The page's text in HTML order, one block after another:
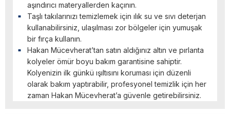
aşındırıcı materyallerden kaçının.
Taşlı takılarınızı temizlemek için ılık su ve sıvı deterjan
kullanabilirsiniz, ulaşılması zor bölgeler için yumuşak
bir fırça kullanın.
Hakan Mücevherat’tan satın aldığınız altın ve pırlanta
kolyeler ömür boyu bakım garantisine sahiptir.
Kolyenizin ilk günkü ışıltısını koruması için düzenli
olarak bakım yaptırabilir, profesyonel temizlik için her
zaman Hakan Mücevherat’a güvenle getirebilirsiniz.